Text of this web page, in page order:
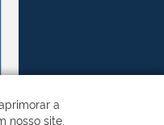
a
nosso site.